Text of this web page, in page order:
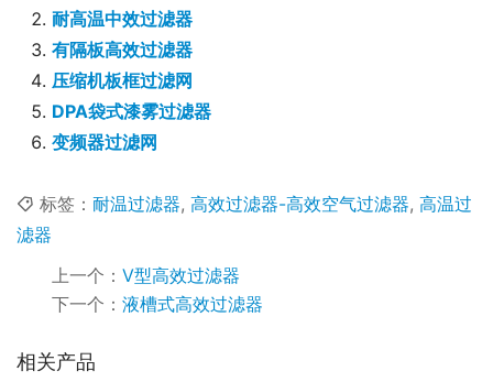
耐高温中效过滤器
有隔板高效过滤器
压缩机板框过滤网
DPA袋式漆雾过滤器
变频器过滤网
标签： 耐温过滤器, 高效过滤器-高效空气过滤器, 高温过
滤器
上一个： V型高效过滤器
下一个： 液槽式高效过滤器
相关产品